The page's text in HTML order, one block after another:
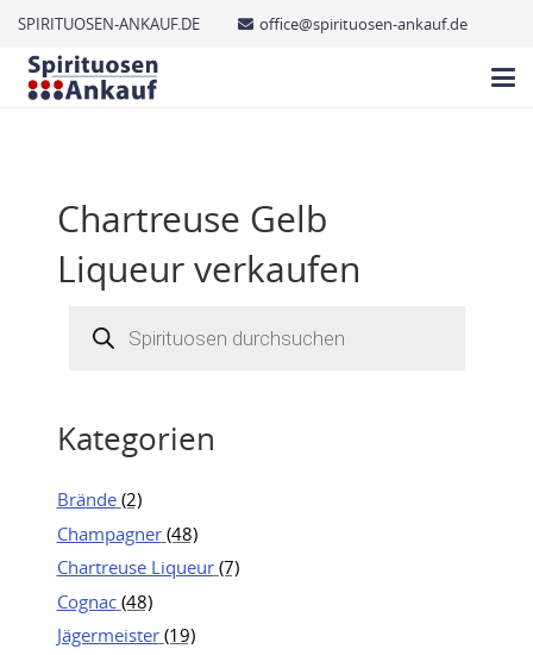
SPIRITUOSEN-ANKAUF.DE office@spirituosen-ankauf.de
Chartreuse Gelb
Liqueur verkaufen
search
Kategorien
Brände (2)
Champagner (48)
Chartreuse Liqueur (7)
Cognac (48)
Jägermeister (19)